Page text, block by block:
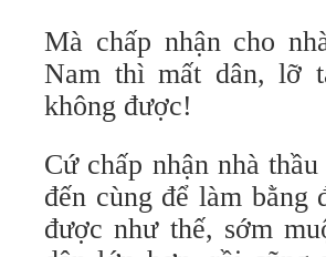
Mà chấp nhận cho
Nam thì mất dân, lỡ
không được!
Cứ chấp nhận nhà
đến cùng để làm
được như thế, sớm